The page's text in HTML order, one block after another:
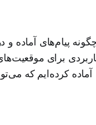
پیام‌های
کاربردی برای
آماده کرده‌ایم که